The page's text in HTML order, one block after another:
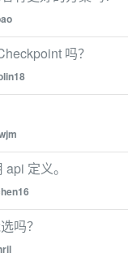
吗？
定义。
吗？